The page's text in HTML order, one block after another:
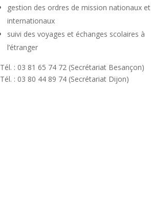
gestion des ordres de mission nationaux et
internationaux
suivi des voyages et échanges scolaires à
l’étranger
Tél. : 03 81 65 74 72 (Secrétariat Besançon)
Tél. : 03 80 44 89 74 (Secrétariat Dijon)